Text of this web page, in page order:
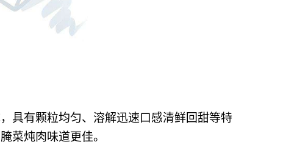
具有颗粒均匀、溶解迅速口感清鲜回甜等特
菜炖肉味道更佳。